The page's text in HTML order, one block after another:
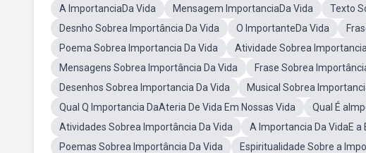
A ImportanciaDa Vida Mensagem ImportanciaDa Vida
Texto
Desnho Sobrea Importância Da Vida
O ImportanteDa Vida
Poema Sobrea Importancia Da Vida
Atividade Sobrea
Mensagens Sobrea Importância Da Vida
Frase Sobrea
Desenhos Sobrea Importancia Da Vida
Musical Sobrea
Qual Q Importancia DaAteria De Vida Em Nossas Vida
Qual É
Atividades Sobrea Importância Da Vida
A Importancia Da VidaE a
Poemas Sobrea Importância Da Vida
Espiritualidade Sobre a